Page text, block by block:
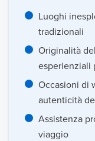
Luoghi
tradizionali
Originalità
esperienziali
Occasioni di
autenticità
Assistenza
viaggio